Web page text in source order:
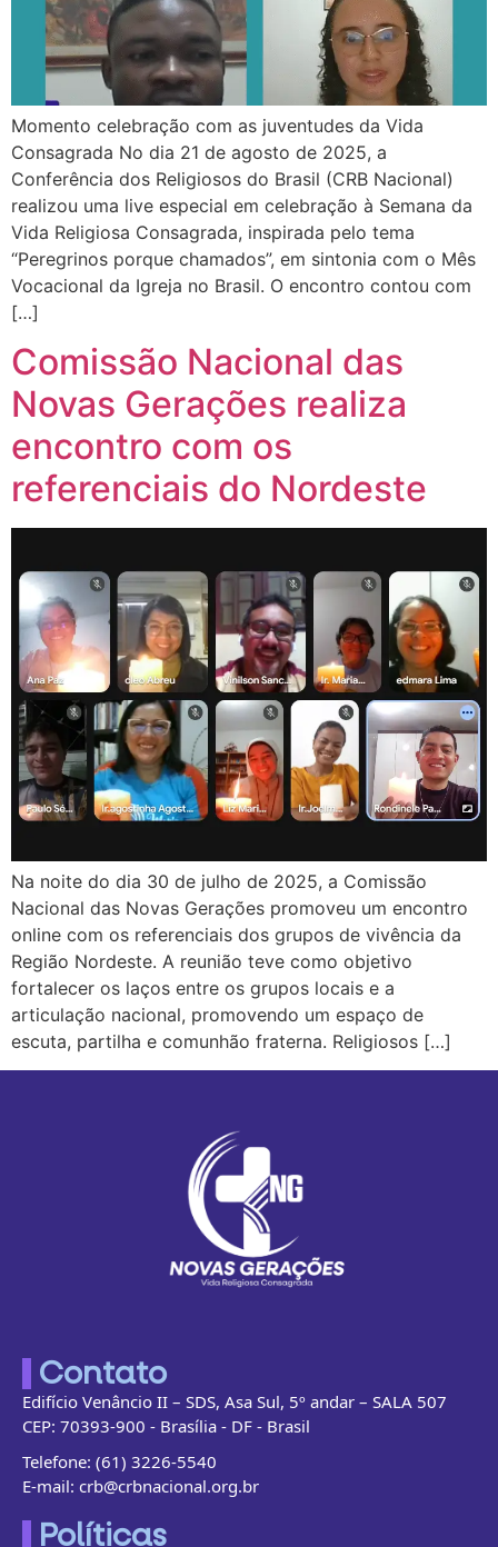
Momento celebração com as juventudes da Vida
Consagrada No dia 21 de agosto de 2025, a
Conferência dos Religiosos do Brasil (CRB Nacional)
realizou uma live especial em celebração à Semana da
Vida Religiosa Consagrada, inspirada pelo tema
“Peregrinos porque chamados”, em sintonia com o Mês
Vocacional da Igreja no Brasil. O encontro contou com
[…]
Comissão Nacional das
Novas Gerações realiza
encontro com os
referenciais do Nordeste
Na noite do dia 30 de julho de 2025, a Comissão
Nacional das Novas Gerações promoveu um encontro
online com os referenciais dos grupos de vivência da
Região Nordeste. A reunião teve como objetivo
fortalecer os laços entre os grupos locais e a
articulação nacional, promovendo um espaço de
escuta, partilha e comunhão fraterna. Religiosos […]
Contato
Edifício Venâncio II – SDS, Asa Sul, 5º andar – SALA 507
CEP: 70393-900 - Brasília - DF - Brasil
Telefone: (61) 3226-5540
E-mail: crb@crbnacional.org.br
Políticas